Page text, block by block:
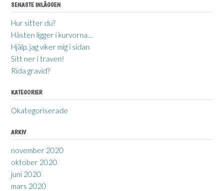
SENASTE INLÄGGEN
Hur sitter du?
Hästen ligger i kurvorna…
Hjälp, jag viker mig i sidan
Sitt ner i traven!
Rida gravid?
KATEGORIER
Okategoriserade
ARKIV
november 2020
oktober 2020
juni 2020
mars 2020